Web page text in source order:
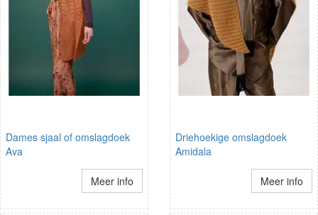
Dames sjaal of omslagdoek
Ava
Meer info
Driehoekige omslagdoek
Amidala
Meer info